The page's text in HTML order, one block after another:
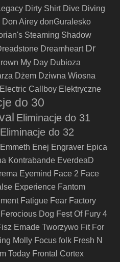
Dirty Shirt Dive Diving
Don Airey donGuralesko
Steaming Shadow
Dreamheart Dr
My Day Dubioza
Dżem Dziwna Wiosna
Electric Callboy Elektryczne
do 30
Eliminacje do 31
Eliminacje do 32
Emmeth Enej Engraver Epica
Kontrabande EverdeaD
Eyemind Face 2 Face
Experience Fantom
Fatigue Fear Factory
Ferocious Dog Fest Of Fury 4
Emade Tworzywo Fit For
Molly Focus folk Fresh N
Today Frontal Cortex